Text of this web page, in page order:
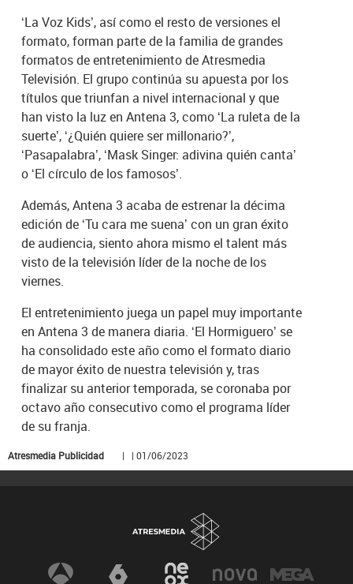
‘La Voz Kids’, así como el resto de versiones el
formato, forman parte de la familia de grandes
formatos de entretenimiento de Atresmedia
Televisión. El grupo continúa su apuesta por los
títulos que triunfan a nivel internacional y que
han visto la luz en Antena 3, como ‘La ruleta de la
suerte’, ‘¿Quién quiere ser millonario?’,
‘Pasapalabra’, ‘Mask Singer: adivina quién canta’
o ‘El círculo de los famosos’.
Además, Antena 3 acaba de estrenar la décima
edición de ‘Tu cara me suena’ con un gran éxito
de audiencia, siento ahora mismo el talent más
visto de la televisión líder de la noche de los
viernes.
El entretenimiento juega un papel muy importante
en Antena 3 de manera diaria. ‘El Hormiguero’ se
ha consolidado este año como el formato diario
de mayor éxito de nuestra televisión y, tras
finalizar su anterior temporada, se coronaba por
octavo año consecutivo como el programa líder
de su franja.
Atresmedia Publicidad | | 01/06/2023